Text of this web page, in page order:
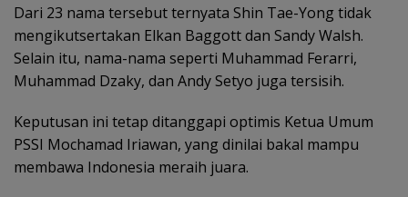
Dari 23 nama tersebut ternyata Shin Tae-Yong tidak
mengikutsertakan Elkan Baggott dan Sandy Walsh.
Selain itu, nama-nama seperti Muhammad Ferarri,
Muhammad Dzaky, dan Andy Setyo juga tersisih.
Keputusan ini tetap ditanggapi optimis Ketua Umum
PSSI Mochamad Iriawan, yang dinilai bakal mampu
membawa Indonesia meraih juara.